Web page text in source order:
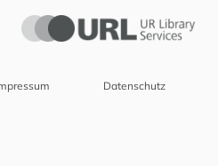
Datenschutz